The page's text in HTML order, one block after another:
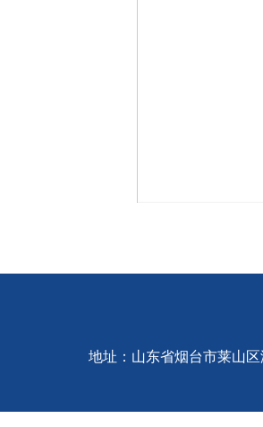
地址：山东省烟台市莱山